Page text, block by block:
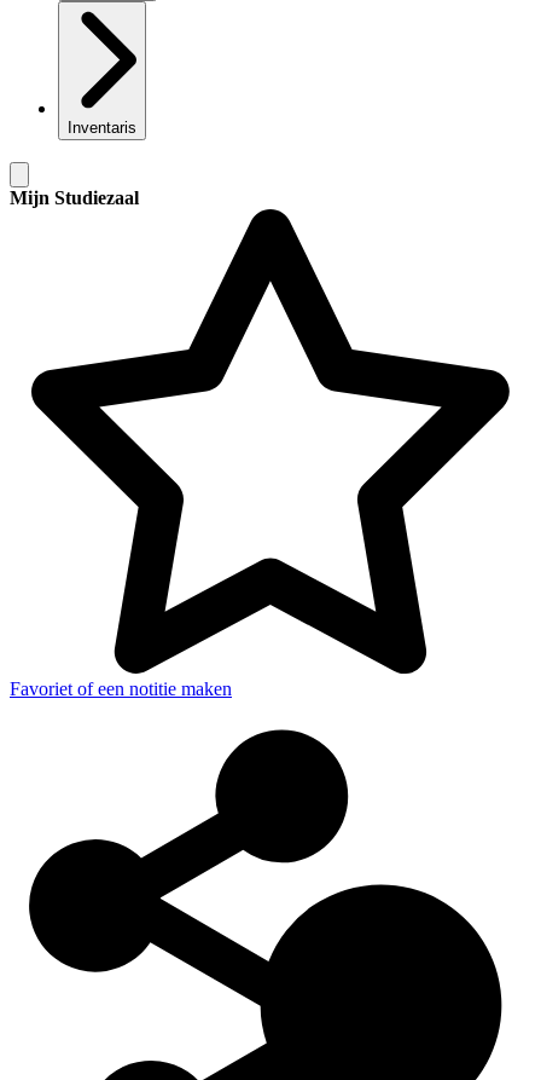
Inventaris
Mijn Studiezaal
Favoriet of een notitie maken